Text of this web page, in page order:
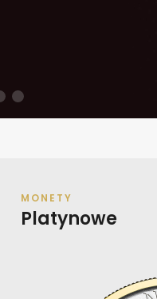
MONETY
Platynowe